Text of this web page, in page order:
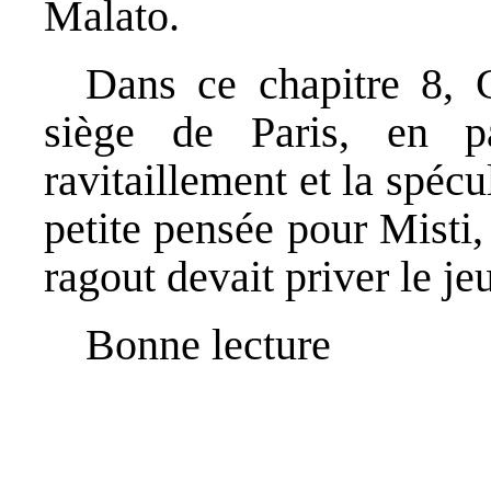
Malato.
Dans ce chapitre 8,
siège de Paris, en
ravitaillement et la
petite pensée pour
ragout devait priver le
Bonne lecture